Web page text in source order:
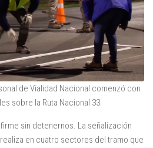
de Vialidad Nacional comenzó con
sobre la Ruta Nacional 33.
sin detenernos. La señalización
en cuatro sectores del tramo que